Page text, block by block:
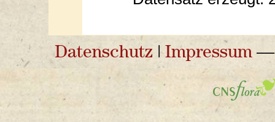
Datenschutz Impressum—